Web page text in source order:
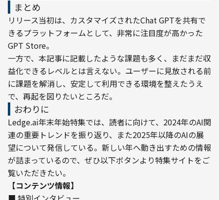
まとめ
リリース当初は、カスタマイズされたChat GPTを共有で
きるプラットフォームとして、非常に注目度が高かった
GPT Store。
一方で、本記事に記載したような課題も多く、まだまだ収
益化できるレベルとは言えない。ユーザーに見放される前
に課題を解消し、安定して利用できる環境を整えたうえ
で、再起を図りたいところだ。
おわりに
Ledge.ai年末年始特集では、読者に向けて、2024年のAI関
連の重要トレンドを振り返り、また2025年以降のAIの展
望について発信している。新しい年へ動き出すための情報
が詰まっているので、ぜひ以下ボタンより特集サイトをご
覧いただきたい。
【コンテンツ情報】